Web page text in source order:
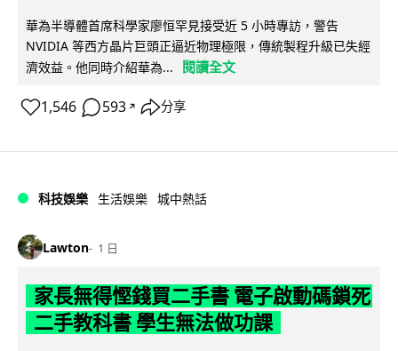
華為半導體首席科學家廖恒罕見接受近 5 小時專訪，警告
NVIDIA 等西方晶片巨頭正逼近物理極限，傳統製程升級已失經
濟效益。他同時介紹華為...
閱讀全文
1,546 593 ↗ 分享
科技娛樂 生活娛樂 城中熱話
Lawton 1 日
家長無得慳錢買二手書 電子啟動碼鎖死
二手教科書 學生無法做功課